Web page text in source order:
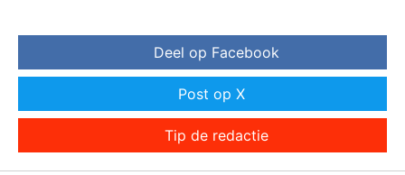
Deel op Facebook
Post op X
Tip de redactie